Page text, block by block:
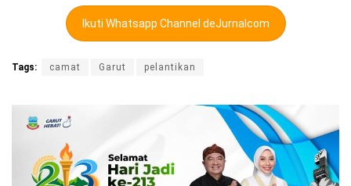
Ikuti Whatsapp Channel deJurnalcom
Tags: camat Garut pelantikan